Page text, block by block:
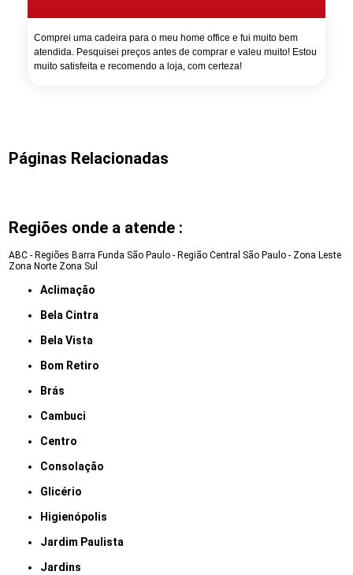
Comprei uma cadeira para o meu home office e fui muito bem
atendida. Pesquisei preços antes de comprar e valeu muito! Estou
muito satisfeita e recomendo a loja, com certeza!
Páginas Relacionadas
Regiões onde a atende :
ABC - Regiões Barra Funda São Paulo - Região Central São Paulo - Zona Leste
Zona Norte Zona Sul
Aclimação
Bela Cintra
Bela Vista
Bom Retiro
Brás
Cambuci
Centro
Consolação
Glicério
Higienópolis
Jardim Paulista
Jardins